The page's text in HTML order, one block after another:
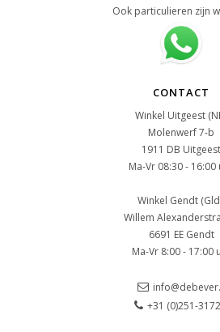
Ook particulieren zijn
CONTACT
Winkel Uitgeest
Molenwerf 7-b
1911 DB Uitgeest
Ma-Vr 08:30 - 16:00
Winkel Gendt
Willem
6691 EE Gendt
Ma-Vr 8:00 - 17:00
+31 (0)251-